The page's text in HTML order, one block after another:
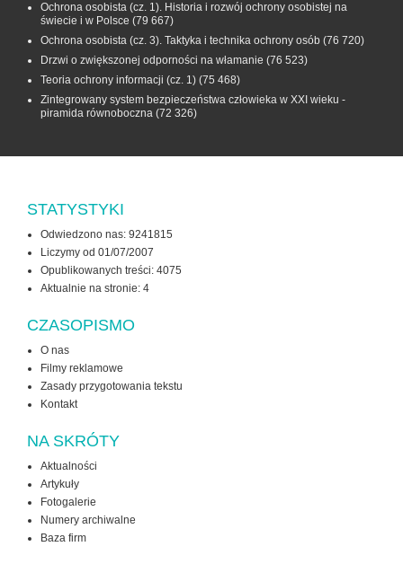
Ochrona osobista (cz. 1). Historia i rozwój ochrony osobistej na
świecie i w Polsce (79 667)
Ochrona osobista (cz. 3). Taktyka i technika ochrony osób (76 720)
Drzwi o zwiększonej odporności na włamanie (76 523)
Teoria ochrony informacji (cz. 1) (75 468)
Zintegrowany system bezpieczeństwa człowieka w XXI wieku -
piramida równoboczna (72 326)
STATYSTYKI
Odwiedzono nas: 9241815
Liczymy od 01/07/2007
Opublikowanych treści: 4075
Aktualnie na stronie: 4
CZASOPISMO
O nas
Filmy reklamowe
Zasady przygotowania tekstu
Kontakt
NA SKRÓTY
Aktualności
Artykuły
Fotogalerie
Numery archiwalne
Baza firm